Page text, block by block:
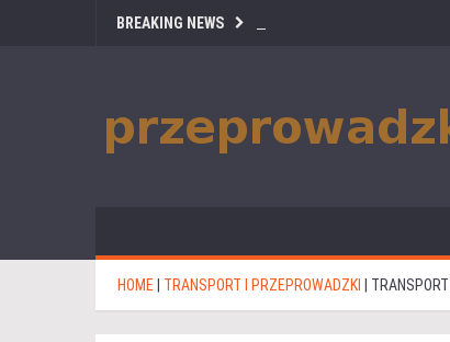
BREAKING NEWS
HOME TRANSPORT I PRZEPROWADZKI